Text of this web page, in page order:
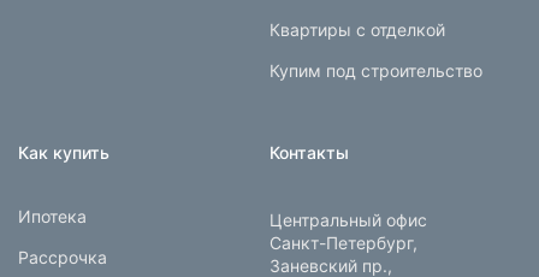
Квартиры с отделкой
Купим под строительство
Как купить
Ипотека
Рассрочка
Контакты
Центральный офис
Санкт-Петербург,
Заневский пр.,